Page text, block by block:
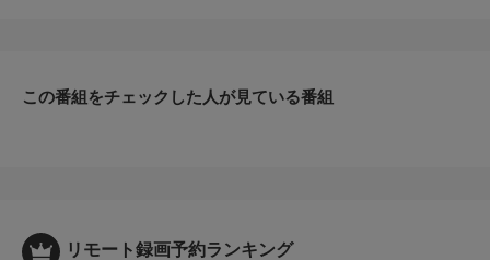
＊ライブ放送につき、番組および商品内容に変更が生じる場合も
この番組をチェックした人が見ている番組
リモート録画予約ランキング